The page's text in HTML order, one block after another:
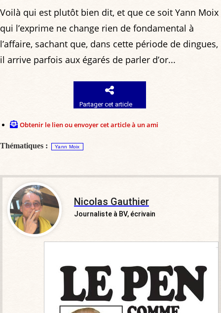
Voilà qui est plutôt bien dit, et que ce soit Yann Moix
qui l’exprime ne change rien de fondamental à
l’affaire, sachant que, dans cette période de dingues,
il arrive parfois aux égarés de parler d’or...
Partager cet article
Obtenir le lien ou envoyer cet article à un ami
Thématiques : Yann Moix
Nicolas Gauthier
Journaliste à BV, écrivain